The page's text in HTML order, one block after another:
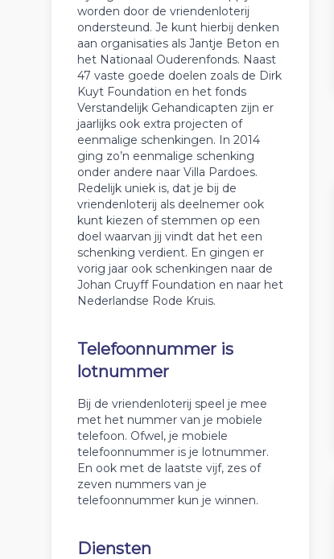
worden door de vriendenloterij
ondersteund. Je kunt hierbij denken
aan organisaties als Jantje Beton en
het Nationaal Ouderenfonds. Naast
47 vaste goede doelen zoals de Dirk
Kuyt Foundation en het fonds
Verstandelijk Gehandicapten zijn er
jaarlijks ook extra projecten of
eenmalige schenkingen. In 2014
ging zo’n eenmalige schenking
onder andere naar Villa Pardoes.
Redelijk uniek is, dat je bij de
vriendenloterij als deelnemer ook
kunt kiezen of stemmen op een
doel waarvan jij vindt dat het een
schenking verdient. En gingen er
vorig jaar ook schenkingen naar de
Johan Cruyff Foundation en naar het
Nederlandse Rode Kruis.
Telefoonnummer is
lotnummer
Bij de vriendenloterij speel je mee
met het nummer van je mobiele
telefoon. Ofwel, je mobiele
telefoonnummer is je lotnummer.
En ook met de laatste vijf, zes of
zeven nummers van je
telefoonnummer kun je winnen.
Diensten